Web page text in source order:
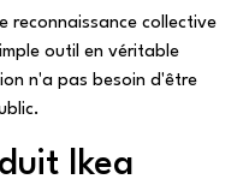
reconnaissance collective
outil en véritable
n'a pas besoin d'être
Ikea